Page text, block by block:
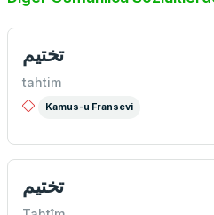
تختیم
tahtim
Kamus-u Fransevi
تختيم